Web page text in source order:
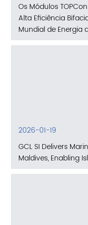
Os Módulos
Alta Eficiência
Mundial de Energia
2026-01-19
GCL SI Delivers
Maldives, Enabling